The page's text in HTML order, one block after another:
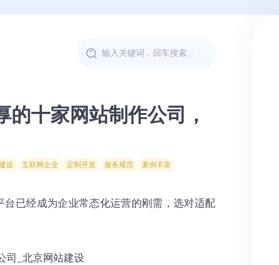
的十家网站制作公司，
设 互联网企业 定制开发 服务规范 案例丰富
已经成为企业常态化运营的刚需，选对适配